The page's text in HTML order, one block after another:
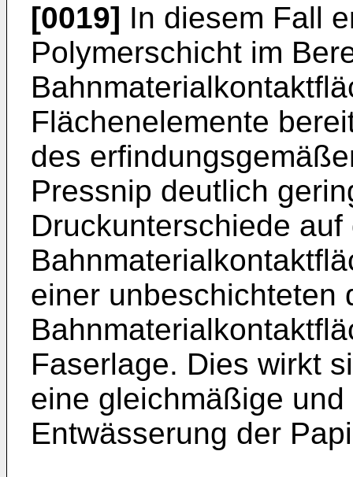
[0019] In diesem Fall
Polymerschicht im
Flächenelemente
des
Pressnip deutlich
Druckunterschiede auf
einer unbeschichteten
Faserlage. Dies wirkt
eine gleichmäßige
Entwässerung der